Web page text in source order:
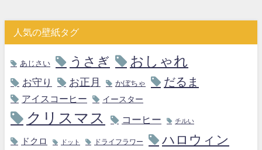
人気の壁紙タグ
あじさい うさぎ おしゃれ
お守り お正月 かぼちゃ だるま
アイスコーヒー イースター
クリスマス コーヒー チルい
ドクロ ドット ドライフラワー ハロウィン